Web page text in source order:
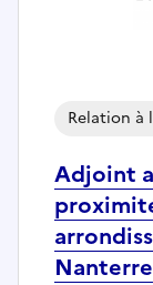
Adjoint
Nanterre
Relation à